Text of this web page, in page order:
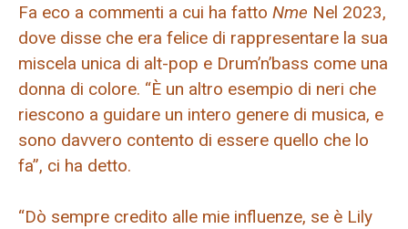
Fa eco a commenti a cui ha fatto Nme Nel 2023,
dove disse che era felice di rappresentare la sua
miscela unica di alt-pop e Drum’n’bass come una
donna di colore. “È un altro esempio di neri che
riescono a guidare un intero genere di musica, e
sono davvero contento di essere quello che lo
fa”, ci ha detto.
“Dò sempre credito alle mie influenze, se è Lily